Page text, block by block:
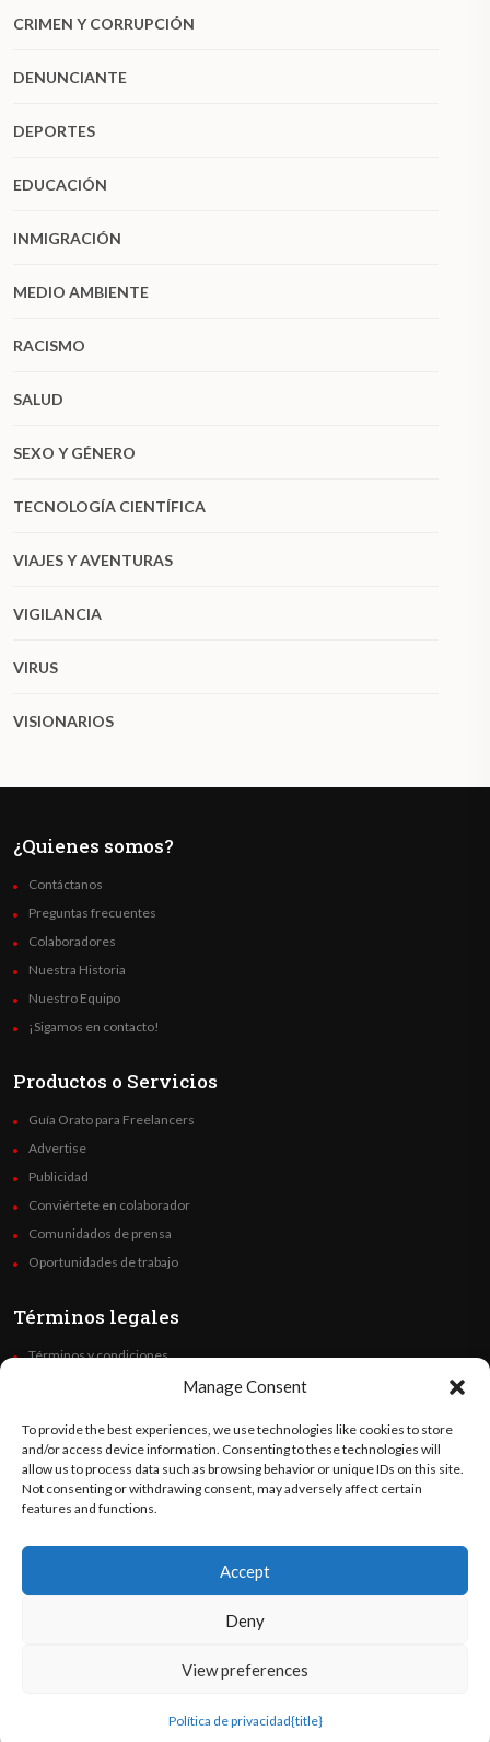
Manage Consent
To provide the best experiences, we use technologies like cookies to store
and/or access device information. Consenting to these technologies will
allow us to process data such as browsing behavior or unique IDs on this site.
Not consenting or withdrawing consent, may adversely affect certain
features and functions.
Accept
Deny
View preferences
Política de privacidad{title}
CRIMEN Y CORRUPCIÓN
DENUNCIANTE
DEPORTES
EDUCACIÓN
INMIGRACIÓN
MEDIO AMBIENTE
RACISMO
SALUD
SEXO Y GÉNERO
TECNOLOGÍA CIENTÍFICA
VIAJES Y AVENTURAS
VIGILANCIA
VIRUS
VISIONARIOS
¿Quienes somos?
Contáctanos
Preguntas frecuentes
Colaboradores
Nuestra Historia
Nuestro Equipo
¡Sigamos en contacto!
Productos o Servicios
Guía Orato para Freelancers
Advertise
Publicidad
Conviértete en colaborador
Comunidados de prensa
Oportunidades de trabajo
Términos legales
Términos y condiciones
Code of Ethics
Síguenos
©OratoWorld Media 2026. Todos los derechos reservados..